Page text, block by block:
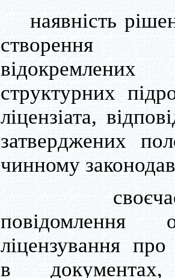
наявність
створення
відокремлених
структурних
ліцензіата,
затверджених
чинному
повідомлення
ліцензування про
в